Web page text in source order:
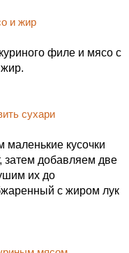
филе и мясо с
маленькие кусочки
затем добавляем две
их до
с жиром лук